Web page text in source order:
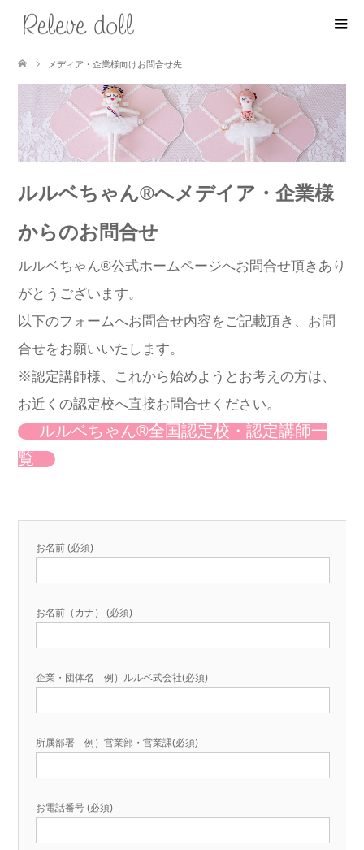
メディア・企業様向けお問合せ先
ルルベちゃん®️へメデイア・企業様
からのお問合せ
ルルベちゃん®️公式ホームページへお問合せ頂きあり
がとうございます。
以下のフォームへお問合せ内容をご記載頂き、お問
合せをお願いいたします。
※認定講師様、これから始めようとお考えの方は、
お近くの認定校へ直接お問合せください。
ルルベちゃん®️全国認定校・認定講師一
覧
お名前 (必須)
お名前（カナ） (必須)
企業・団体名 例）ルルベ式会社(必須)
所属部署 例）営業部・営業課(必須)
お電話番号 (必須)